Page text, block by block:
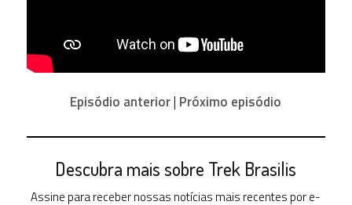
Episódio anterior| Próximo episódio
Descubra mais sobre Trek Brasilis
Assine para receber nossas notícias mais recentes por e-